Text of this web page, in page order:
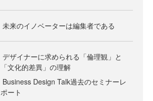
未来のイノベーターは編集者である
デザイナーに求められる「倫理観」と
「文化的差異」の理解
Business Design Talk過去のセミナーレ
ポート